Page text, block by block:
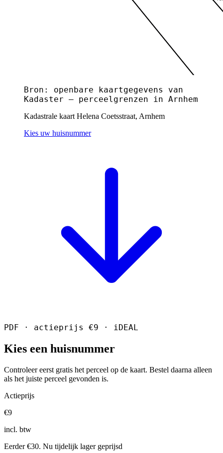
Bron: openbare kaartgegevens van
Kadaster — perceelgrenzen in Arnhem
Kadastrale kaart Helena Coetsstraat, Arnhem
Kies uw huisnummer
PDF · actieprijs €9 · iDEAL
Kies een huisnummer
Controleer eerst gratis het perceel op de kaart. Bestel daarna alleen
als het juiste perceel gevonden is.
Actieprijs
€9
incl. btw
Eerder €30. Nu tijdelijk lager geprijsd